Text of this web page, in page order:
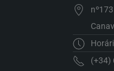
(+34)